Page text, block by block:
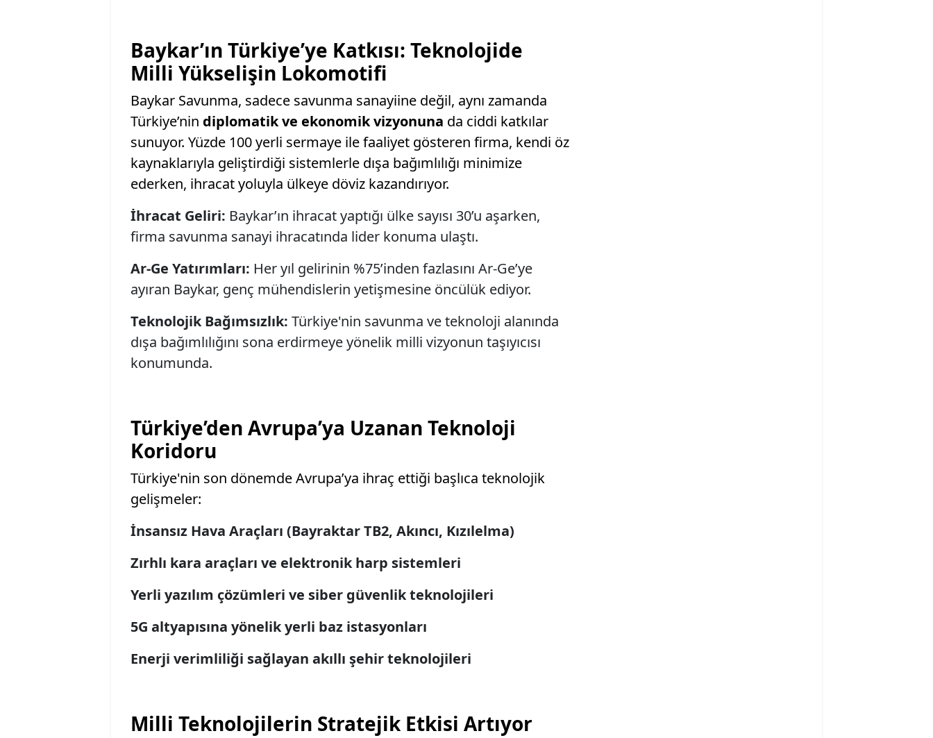
Baykar’ın Türkiye’ye Katkısı: Teknolojide
Milli Yükselişin Lokomotifi
Baykar Savunma, sadece savunma sanayiine değil, aynı zamanda
Türkiye’nin diplomatik ve ekonomik vizyonuna da ciddi katkılar
sunuyor. Yüzde 100 yerli sermaye ile faaliyet gösteren firma, kendi öz
kaynaklarıyla geliştirdiği sistemlerle dışa bağımlılığı minimize
ederken, ihracat yoluyla ülkeye döviz kazandırıyor.
İhracat Geliri: Baykar’ın ihracat yaptığı ülke sayısı 30’u aşarken,
firma savunma sanayi ihracatında lider konuma ulaştı.
Ar-Ge Yatırımları: Her yıl gelirinin %75’inden fazlasını Ar-Ge’ye
ayıran Baykar, genç mühendislerin yetişmesine öncülük ediyor.
Teknolojik Bağımsızlık: Türkiye'nin savunma ve teknoloji alanında
dışa bağımlılığını sona erdirmeye yönelik milli vizyonun taşıyıcısı
konumunda.
Türkiye’den Avrupa’ya Uzanan Teknoloji
Koridoru
Türkiye'nin son dönemde Avrupa’ya ihraç ettiği başlıca teknolojik
gelişmeler:
İnsansız Hava Araçları (Bayraktar TB2, Akıncı, Kızılelma)
Zırhlı kara araçları ve elektronik harp sistemleri
Yerli yazılım çözümleri ve siber güvenlik teknolojileri
5G altyapısına yönelik yerli baz istasyonları
Enerji verimliliği sağlayan akıllı şehir teknolojileri
Milli Teknolojilerin Stratejik Etkisi Artıyor